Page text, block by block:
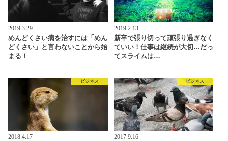
2019.3.29
めんどくさい病を治すには「めん
どくさい」と言わないことから始
まる！
2019.2.13
新卒で張り切って頑張り過ぎなく
ていい！仕事は継続が大切…だっ
てスライムは…
ビジネス
2018.4.17
ビジネス
2017.9.16